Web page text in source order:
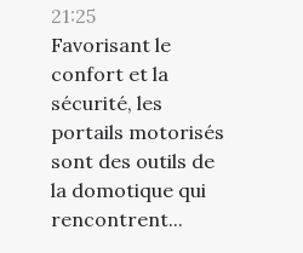
21:25
Favorisant le
confort et la
sécurité, les
portails motorisés
sont des outils de
la domotique qui
rencontrent...